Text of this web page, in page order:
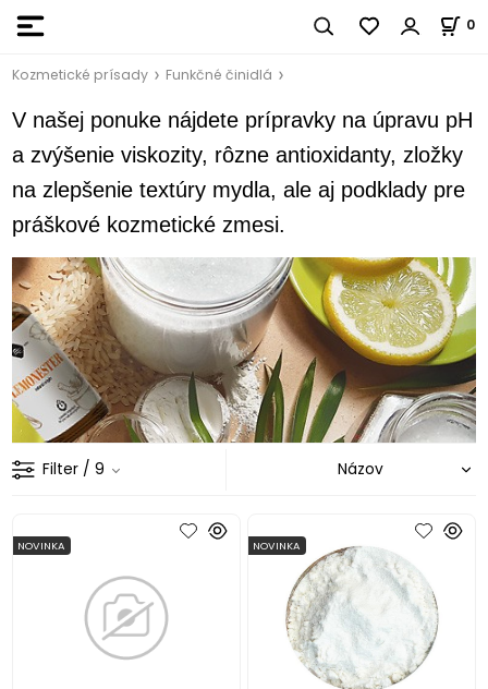
0
Kozmetické prísady Funkčné činidlá
V našej ponuke nájdete prípravky na úpravu pH
a zvýšenie viskozity, rôzne antioxidanty, zložky
na zlepšenie textúry mydla, ale aj podklady pre
práškové kozmetické zmesi.
Filter / 9
NOVINKA NOVINKA